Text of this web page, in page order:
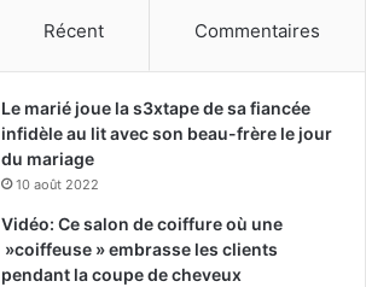
Récent Commentaires
Le marié joue la s3xtape de sa fiancée
infidèle au lit avec son beau-frère le jour
du mariage
10 août 2022
Vidéo: Ce salon de coiffure où une
»coiffeuse » embrasse les clients
pendant la coupe de cheveux